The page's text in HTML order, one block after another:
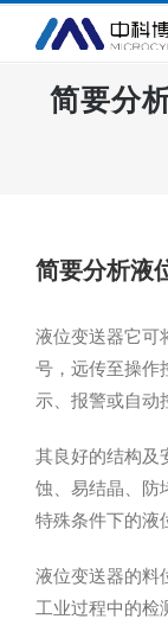
简要分
简要分析液
液位变送器它可
号，远传至操作
示、报警或自动
其良好的结构及
蚀、易结晶、防
特殊条件下的液
液位变送器的料
工业过程中的检